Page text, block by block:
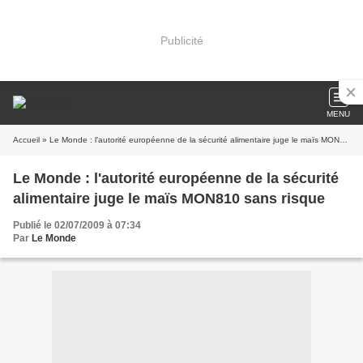
Publicité
MENU
Accueil » Le Monde : l'autorité européenne de la sécurité alimentaire juge le maïs MON810 sans risque
Le Monde : l'autorité européenne de la sécurité
alimentaire juge le maïs MON810 sans risque
Publié le 02/07/2009 à 07:34
Par Le Monde